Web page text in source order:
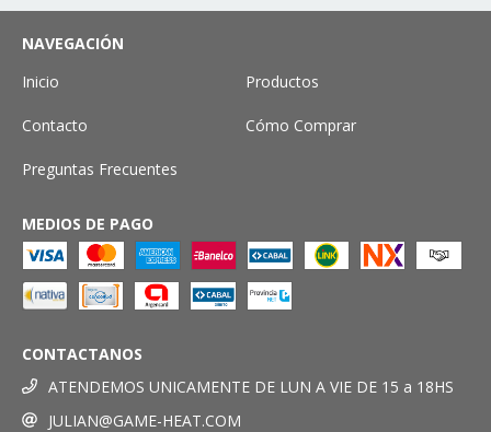
NAVEGACIÓN
Inicio
Productos
Contacto Cómo Comprar
Preguntas Frecuentes
MEDIOS DE PAGO
CONTACTANOS
ATENDEMOS UNICAMENTE DE LUN A VIE DE 15 a 18HS
JULIAN@GAME-HEAT.COM